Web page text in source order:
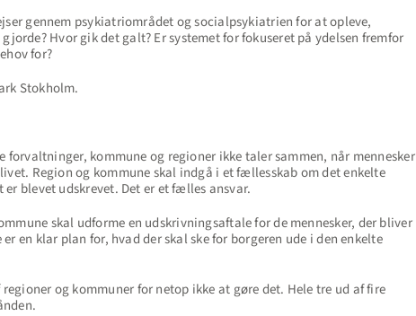
gennem psykiatriområdet og socialpsykiatrien for at opleve,
Hvor gik det galt? Er systemet for fokuseret på ydelsen fremfor
for?
Stokholm.
kommune og regioner ikke taler sammen, når mennesker
Region og kommune skal indgå i et fællesskab om det enkelte
blevet udskrevet. Det er et fælles ansvar.
skal udforme en udskrivningsaftale for de mennesker, der bliver
en klar plan for, hvad der skal ske for borgeren ude i den enkelte
og kommuner for netop ikke at gøre det. Hele tre ud af fire